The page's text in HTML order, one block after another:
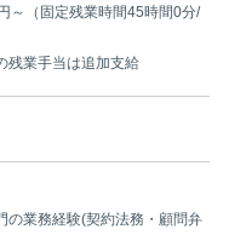
～（固定残業時間45時間0分/
残業手当は追加支給
の業務経験(契約法務・顧問弁